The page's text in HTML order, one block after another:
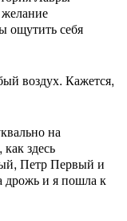
желание
ощутить себя
воздух. Кажется,
на
здесь
Петр Первый и
дрожь и я пошла к